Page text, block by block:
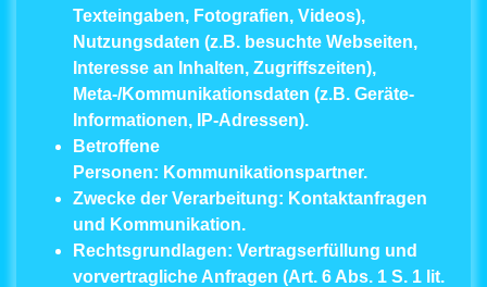
Texteingaben, Fotografien, Videos),
Nutzungsdaten (z.B. besuchte Webseiten,
Interesse an Inhalten, Zugriffszeiten),
Meta-/Kommunikationsdaten (z.B. Geräte-
Informationen, IP-Adressen).
Betroffene
Personen: Kommunikationspartner.
Zwecke der Verarbeitung: Kontaktanfragen
und Kommunikation.
Rechtsgrundlagen: Vertragserfüllung und
vorvertragliche Anfragen (Art. 6 Abs. 1 S. 1 lit.